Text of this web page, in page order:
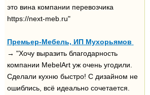
это вина компании перевозчика
https://next-meb.ru"
Премьер-Мебель, ИП Мухорьямов
→ "Хочу выразить благодарность
компании MebelArt уж очень угодили.
Сделали кухню быстро! С дизайном не
ошиблись, всё идеально сочетается.